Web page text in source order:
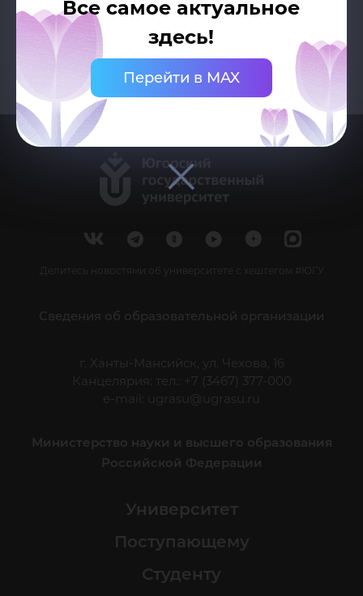
Все самое актуальное
здесь!
Перейти в MAX
Делитесь новостями об университете с хештегом #ЮГУ
Сведения об образовательной организации
г. Ханты-Мансийск, ул. Чехова, 16
Канцелярия: тел.: +7 (3467) 377-000
e-mail:
ugrasu@ugrasu.ru
Министерство науки и высшего образования
Российской Федерации
Университет
Поступающему
Студенту